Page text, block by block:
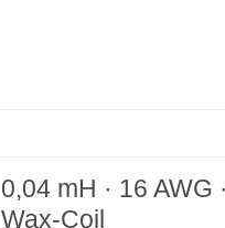
0,04 mH · 16 AWG
Wax-Coil